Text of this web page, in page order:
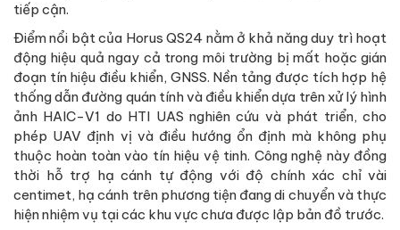
tiếp cận.
Điểm nổi bật của Horus QS24 nằm ở khả năng duy trì hoạt
động hiệu quả ngay cả trong môi trường bị mất hoặc gián
đoạn tín hiệu điều khiển, GNSS. Nền tảng được tích hợp hệ
thống dẫn đường quán tính và điều khiển dựa trên xử lý hình
ảnh HAIC-V1 do HTI UAS nghiên cứu và phát triển, cho
phép UAV định vị và điều hướng ổn định mà không phụ
thuộc hoàn toàn vào tín hiệu vệ tinh. Công nghệ này đồng
thời hỗ trợ hạ cánh tự động với độ chính xác chỉ vài
centimet, hạ cánh trên phương tiện đang di chuyển và thực
hiện nhiệm vụ tại các khu vực chưa được lập bản đồ trước.